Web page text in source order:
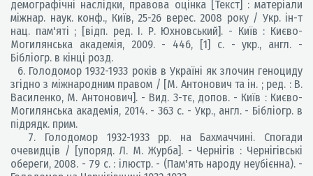
демографічні наслідки, правова оцінка [Текст] : матеріали
міжнар. наук. конф., Київ, 25-26 верес. 2008 року / Укр. ін-т
нац. пам'яті ; [відп. ред. І. Р. Юхновський]. - Київ : Києво-
Могилянська академія, 2009. - 446, [1] с. - укр., англ. -
Бібліогр. в кінці розд.
6. Голодомор 1932-1933 років в Україні як злочин геноциду
згідно з міжнародним правом / [М. Антонович та ін. ; ред. : В.
Василенко, М. Антонович]. - Вид. 3-тє, допов. - Київ : Києво-
Могилянська академія, 2014. - 363 с. - Укр., англ. - Бібліогр. в
підрядк. прим.
7. Голодомор 1932-1933 рр. на Бахмаччині. Спогади
очевидців / [упоряд. Л. М. Журба]. - Чернігів : Чернігівські
обереги, 2008. - 79 с. : ілюстр. - (Пам'ять народу неубієнна). -